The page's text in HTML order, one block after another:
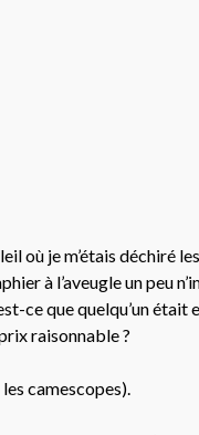
où je m’étais déchiré
à l’aveugle un peu
ce que quelqu’un était
raisonnable ?
camescopes).